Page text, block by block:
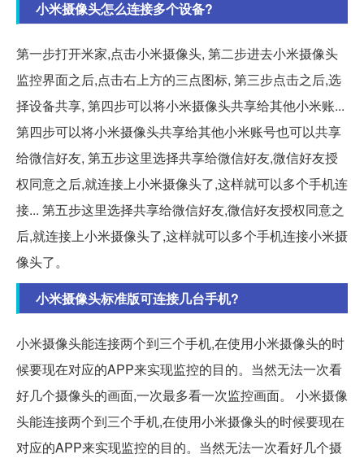
小米摄像头怎么连接多个设备?
第一步打开米家,点击小米摄像头, 第二步进去小米摄像头
监控界面之后,点击右上方的三点图标, 第三步点击之后,选
择设备共享, 第四步可以将小米摄像头共享给其他小米账...
第四步可以将小米摄像头共享给其他小米账号也可以共享
给微信好友, 第五步这里选择共享给微信好友,微信好友授
权同意之后,就连接上小米摄像头了,这样就可以多个手机连
接... 第五步这里选择共享给微信好友,微信好友授权同意之
后,就连接上小米摄像头了,这样就可以多个手机连接小米摄
像头了。
小米摄像头标准版可连接几台手机?
小米摄像头能连接两个到三个手机,在使用小米摄像头的时
候要现在对应的APP来实现监控的目的。当然无法一次看
好几个摄像头的画面,一次最多看一次监控画面。 小米摄像
头能连接两个到三个手机,在使用小米摄像头的时候要现在
对应的APP来实现监控的目的。当然无法一次看好几个摄